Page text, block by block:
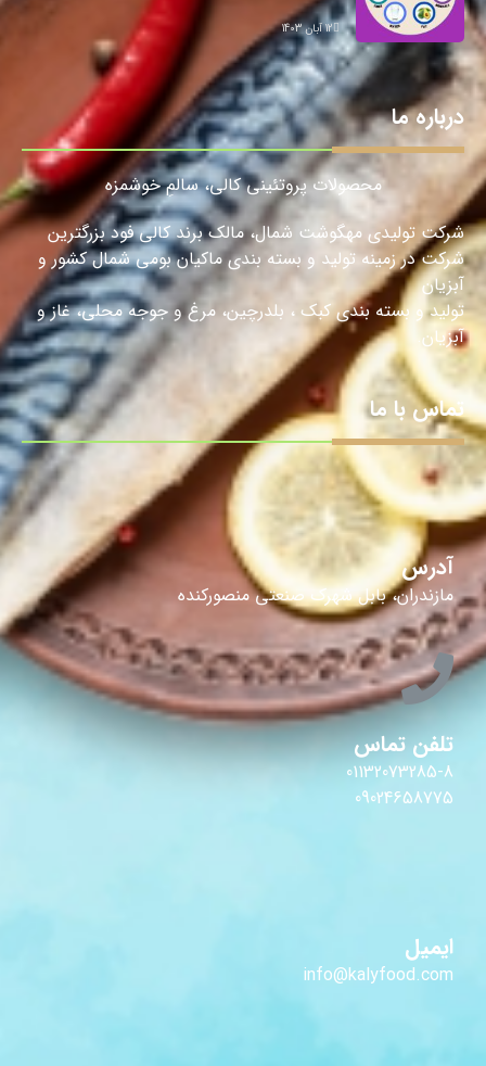
12 آبان 1403
درباره ما
محصولات پروتئینی کالی، سالمِ خوشمزه
شرکت تولیدی مهگوشت شمال، مالک برند کالی فود بزرگترین
شرکت در زمینه تولید و بسته بندی ماکیان بومی شمال کشور و
آبزیان
تولید و بسته بندی کبک ، بلدرچین، مرغ و جوجه محلی، غاز و
آبزیان.
تماس با ما
آدرس
مازندران، بابل شهرک صنعتی منصورکنده
تلفن تماس
01132073285-8
09024658775
ایمیل
info@kalyfood.com